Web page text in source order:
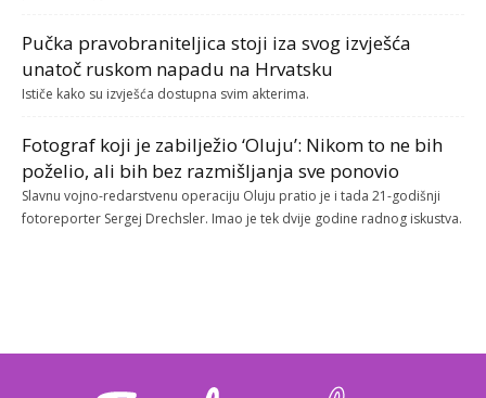
Pučka pravobraniteljica stoji iza svog izvješća
unatoč ruskom napadu na Hrvatsku
Ističe kako su izvješća dostupna svim akterima.
Fotograf koji je zabilježio ‘Oluju’: Nikom to ne bih
poželio, ali bih bez razmišljanja sve ponovio
Slavnu vojno-redarstvenu operaciju Oluju pratio je i tada 21-godišnji
fotoreporter Sergej Drechsler. Imao je tek dvije godine radnog iskustva.